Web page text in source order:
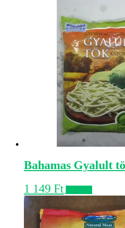
Bahamas Gyalult
1 149 Ft